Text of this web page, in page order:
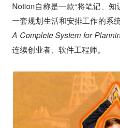
Notion自称是一款“将笔记、
一套规划生活和安排工作的系
A Complete System for
连续创业者、软件工程师。